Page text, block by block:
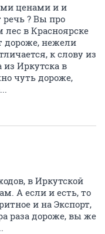
ценами и и
речь ? Вы про
лес в Красноярске
дороже, нежели
к слову из
из Иркутска в
чуть дороже,
в Иркутской
А если и есть, то
и на Экспорт,
раза дороже, вы же